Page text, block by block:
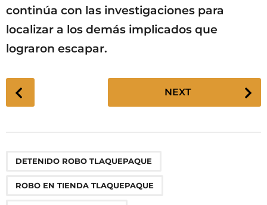
continúa con las investigaciones para
localizar a los demás implicados que
lograron escapar.
P
o
NEXT
DETENIDO ROBO TLAQUEPAQUE
ROBO EN TIENDA TLAQUEPAQUE